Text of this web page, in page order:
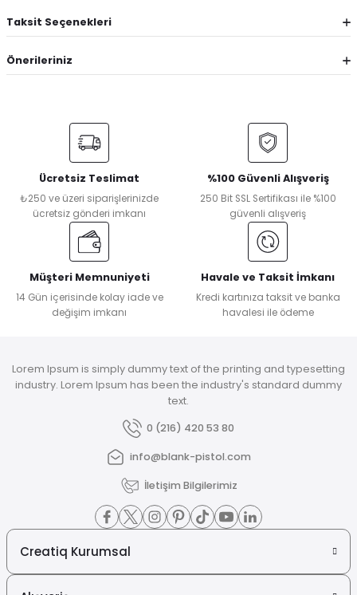
Taksit Seçenekleri
Önerileriniz
Ücretsiz Teslimat
₺250 ve üzeri siparişlerinizde
ücretsiz gönderi imkanı
%100 Güvenli Alışveriş
250 Bit SSL Sertifikası ile %100
güvenli alışveriş
Müşteri Memnuniyeti
14 Gün içerisinde kolay iade ve
değişim imkanı
Havale ve Taksit İmkanı
Kredi kartınıza taksit ve banka
havalesi ile ödeme
Lorem Ipsum is simply dummy text of the printing and typesetting
industry. Lorem Ipsum has been the industry's standard dummy
text.
0 (216) 420 53 80
info@blank-pistol.com
İletişim Bilgilerimiz
Creatiq Kurumsal